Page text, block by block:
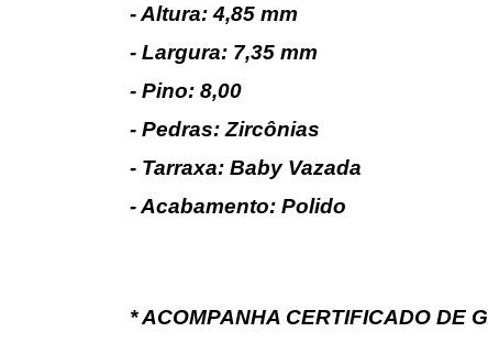
- Altura: 4,85 mm
- Largura: 7,35 mm
- Pino: 8,00
- Pedras: Zircônias
- Tarraxa: Baby Vazada
- Acabamento: Polido
* ACOMPANHA CERTIFICADO DE